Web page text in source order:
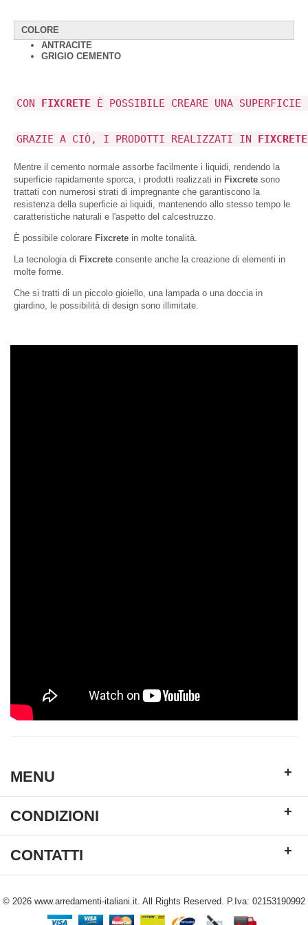
COLORE
ANTRACITE
GRIGIO CEMENTO
CON FIXCRETE È POSSIBILE CREARE UNA
GRAZIE A CIÒ, I PRODOTTI REALIZZATI IN FIXCRETE
Mentre il cemento normale assorbe facilmente i liquidi, rendendo la
superficie rapidamente sporca, i prodotti realizzati in Fixcrete sono
trattati con numerosi strati di impregnante che garantiscono la
resistenza della superficie ai liquidi, mantenendo allo stesso tempo le
caratteristiche naturali e l'aspetto del calcestruzzo.
È possibile colorare Fixcrete in molte tonalità.
La tecnologia di Fixcrete consente anche la creazione di elementi in
molte forme.
Che si tratti di un piccolo gioiello, una lampada o una doccia in
giardino, le possibilità di design sono illimitate.
MENU +
CONDIZIONI +
CONTATTI +
© 2026 www.arredamenti-italiani.it. All Rights Reserved. P.Iva: 02153190992